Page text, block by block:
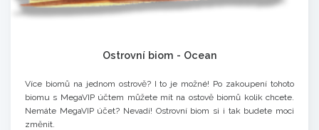
Ostrovní biom - Ocean
Více biomů na jednom ostrově? I to je možné! Po zakoupení tohoto
biomu s MegaVIP účtem můžete mít na ostově biomů kolik chcete.
Nemáte MegaVIP účet? Nevadí! Ostrovní biom si i tak budete moci
změnit.